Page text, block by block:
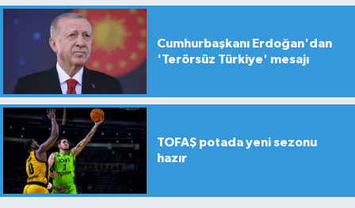
Cumhurbaşkanı Erdoğan'dan
'Terörsüz Türkiye' mesajı
TOFAŞ potada yeni sezonu
hazır